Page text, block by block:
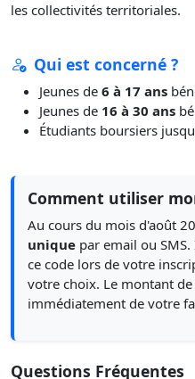
les collectivités territoriales.
Qui est concerné ?
Jeunes de 6 à 17 ans
Jeunes de 16 à 30 ans
Étudiants boursiers
Comment utiliser
Au cours du mois d'août
unique par email ou
ce code lors de votre
votre choix. Le montant
immédiatement de votre
Questions Fréquentes